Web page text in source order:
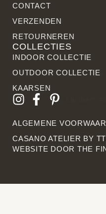
CONTACT
VERZENDEN
RETOURNEREN
COLLECTIES
INDOOR COLLECTIE
OUTDOOR COLLECTIE
KAARSEN
ALGEMENE
CASANO ATELIER BY
WEBSITE DOOR THE